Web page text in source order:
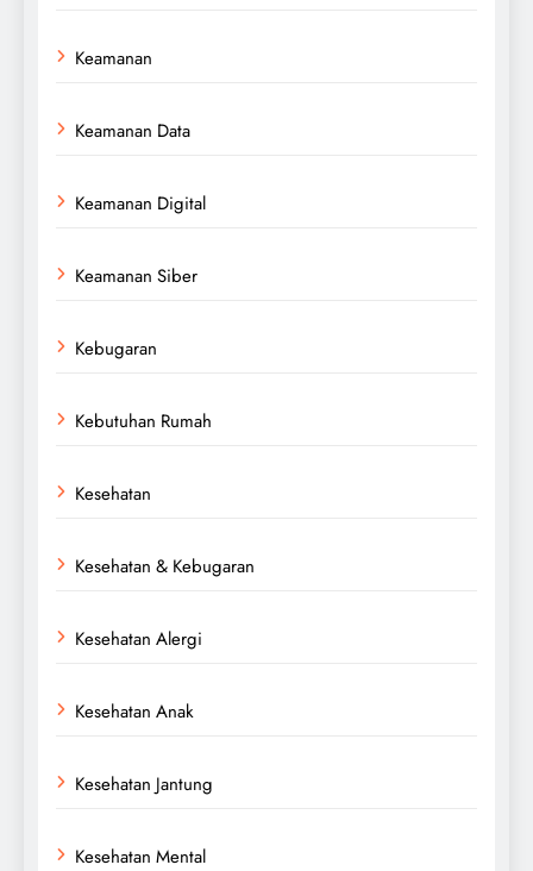
Keamanan
Keamanan Data
Keamanan Digital
Keamanan Siber
Kebugaran
Kebutuhan Rumah
Kesehatan
Kesehatan & Kebugaran
Kesehatan Alergi
Kesehatan Anak
Kesehatan Jantung
Kesehatan Mental